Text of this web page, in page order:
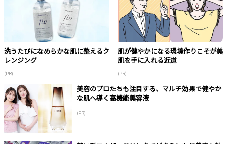
洗うたびになめらかな肌に整えるク
レンジング
(PR)
肌が健やかになる環境作りこそが美
肌を手に入れる近道
(PR)
美容のプロたちも注目する、マルチ効果で健やか
な肌へ導く高機能美容液
(PR)